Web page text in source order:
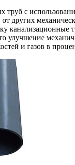
с
от других
улучшение
и газов в